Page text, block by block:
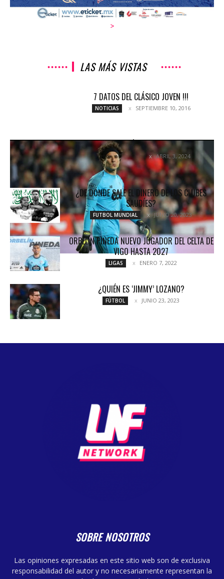
>
LAS MÁS VISTAS
7 DATOS DEL CLÁSICO JOVEN !!!
NOTICIAS SEPTIEMBRE 10, 2016
OCHOA PODRÍA LLEGAR A LA MLS
FUTBOL MUNDIAL ABRIL 3, 2024
¿DE DÓNDE SALE EL DINERO DE LOS CLUBES
SAUDÍES?
FUTBOL MUNDIAL JUNIO 20, 2023
ORBELÍN PINEDA NUEVO JUGADOR DEL CELTA DE
VIGO HASTA 2027
LIGAS ENERO 7, 2022
¿QUIÉN ES ‘JIMMY’ LOZANO?
FÚTBOL JUNIO 23, 2023
SOBRE NOSOTROS
Las opiniones expresadas en este sitio web son de exclusiva
responsabilidad del autor y no necesariamente representan la